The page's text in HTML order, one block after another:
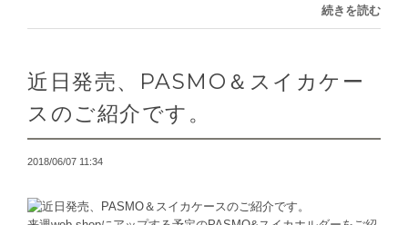
続きを読む
近日発売、PASMO＆スイカケー
スのご紹介です。
2018/06/07 11:34